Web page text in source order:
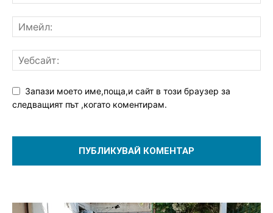
Запази моето име,поща,и сайт в този браузер за
следващият път ,когато коментирам.